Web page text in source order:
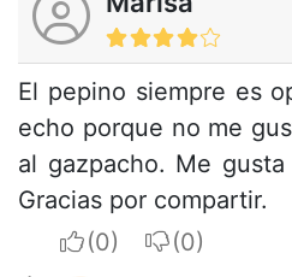
El pepino siempre es
echo porque no me
al gazpacho. Me
Gracias por compartir.
I apreciateI do not